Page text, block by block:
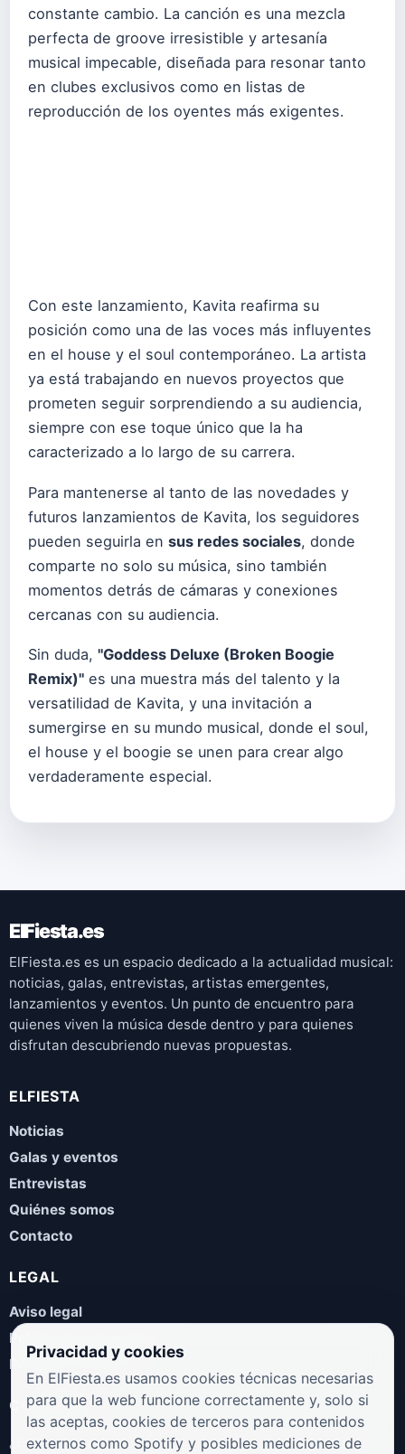
constante cambio. La canción es una mezcla
perfecta de groove irresistible y artesanía
musical impecable, diseñada para resonar tanto
en clubes exclusivos como en listas de
reproducción de los oyentes más exigentes.
Con este lanzamiento, Kavita reafirma su
posición como una de las voces más influyentes
en el house y el soul contemporáneo. La artista
ya está trabajando en nuevos proyectos que
prometen seguir sorprendiendo a su audiencia,
siempre con ese toque único que la ha
caracterizado a lo largo de su carrera.
Para mantenerse al tanto de las novedades y
futuros lanzamientos de Kavita, los seguidores
pueden seguirla en sus redes sociales, donde
comparte no solo su música, sino también
momentos detrás de cámaras y conexiones
cercanas con su audiencia.
Sin duda, "Goddess Deluxe (Broken Boogie
Remix)" es una muestra más del talento y la
versatilidad de Kavita, y una invitación a
sumergirse en su mundo musical, donde el soul,
el house y el boogie se unen para crear algo
verdaderamente especial.
ElFiesta.es
ElFiesta.es es un espacio dedicado a la actualidad musical:
noticias, galas, entrevistas, artistas emergentes,
lanzamientos y eventos. Un punto de encuentro para
quienes viven la música desde dentro y para quienes
disfrutan descubriendo nuevas propuestas.
ELFIESTA
Noticias
Galas y eventos
Entrevistas
Quiénes somos
Contacto
LEGAL
Aviso legal
Política de privacidad
Política de cookies
COLABORA
¿Eres artista, manager, sello o promotor? Envíanos tus
Privacidad y cookies
En ElFiesta.es usamos cookies técnicas necesarias
para que la web funcione correctamente y, solo si
las aceptas, cookies de terceros para contenidos
externos como Spotify y posibles mediciones de